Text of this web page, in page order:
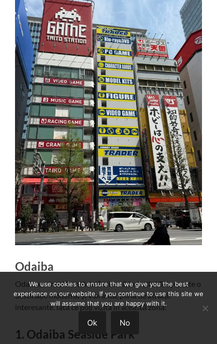
Odaiba
Odaiba, o insulă artificială situată în Golful Tokyo, este o
destinație modernă și vibrantă, plină de atracții
interesante. Iată ce poți vizita în această zonă:
1. Odaiba Seaside Park
We use cookies to ensure that we give you the best
experience on our website. If you continue to use this site we
will assume that you are happy with it.
Ok No